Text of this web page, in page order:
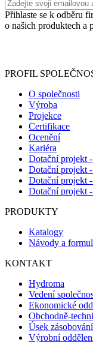
Přihlaste se k odběru
o našich produktech a
PROFIL
O společnosti
Výroba
Projekce
Certifikace
Ocenění
Kariéra
Dotační projekt
Dotační projekt
Dotační projekt
Dotační projekt
PRODUKTY
Katalogy
Návody a
KONTAKT
Hydroma
Vedení
Ekonomické
Obchodně-
Úsek
Výrobní